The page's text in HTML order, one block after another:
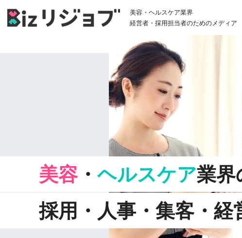
美容・ヘルスケア業界
経営者・採用担当者のためのメディア
美容・ ヘルスケア業界
採用・人事・集客・経